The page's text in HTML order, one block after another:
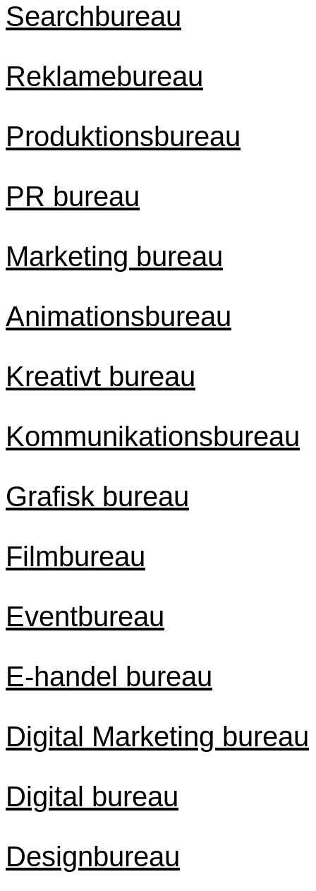
Searchbureau
Reklamebureau
Produktionsbureau
PR bureau
Marketing bureau
Animationsbureau
Kreativt bureau
Kommunikationsbureau
Grafisk bureau
Filmbureau
Eventbureau
E-handel bureau
Digital Marketing bureau
Digital bureau
Designbureau